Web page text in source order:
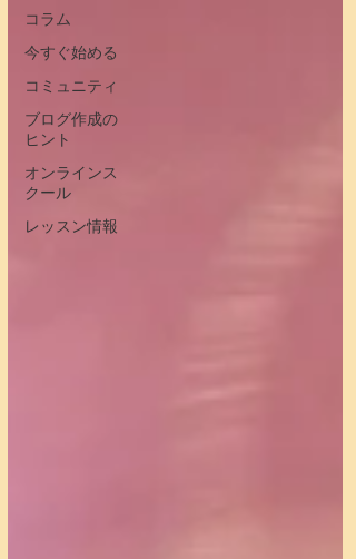
コラム
今すぐ始める
コミュニティ
ブログ作成の
ヒント
オンラインス
クール
レッスン情報